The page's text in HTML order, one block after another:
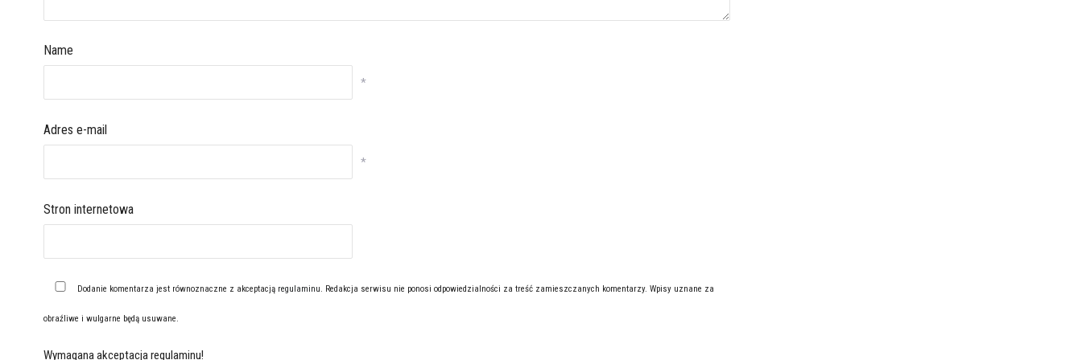
Name
*
Adres e-mail
*
Stron internetowa
Dodanie komentarza jest równoznaczne z akceptacją regulaminu. Redakcja serwisu nie ponosi odpowiedzialności za treść zamieszczanych komentarzy. Wpisy uznane za
obraźliwe i wulgarne będą usuwane.
Wymagana akceptacja regulaminu!